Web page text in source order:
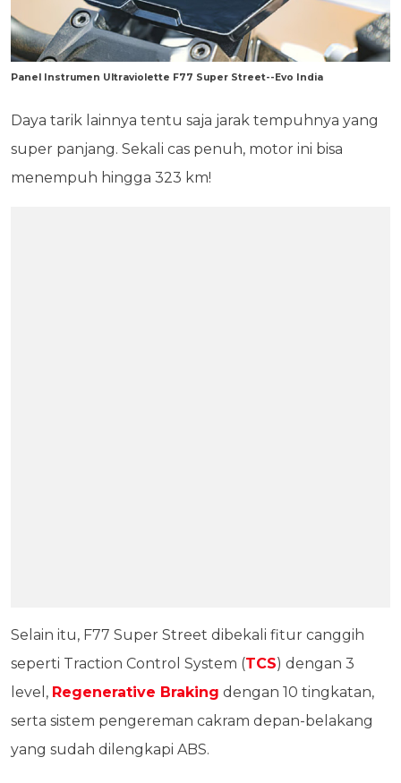
Panel Instrumen Ultraviolette F77 Super Street--Evo India
Daya tarik lainnya tentu saja jarak tempuhnya yang
super panjang. Sekali cas penuh, motor ini bisa
menempuh hingga 323 km!
Selain itu, F77 Super Street dibekali fitur canggih
seperti Traction Control System (TCS) dengan 3
level, Regenerative Braking dengan 10 tingkatan,
serta sistem pengereman cakram depan-belakang
yang sudah dilengkapi ABS.